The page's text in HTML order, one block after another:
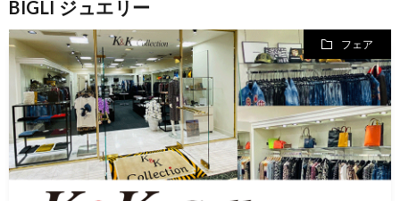
BIGLI ジュエリー
フェア